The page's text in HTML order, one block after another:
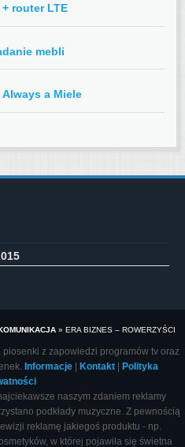
router LTE
mebli
a Miele
» ERA BIZNES – ROWERZYŚCI
z zapowiedzi programów tv oraz
Informacje| Kontakt|
Polityka
naszym zdaniem reklamy
podkłady muzyczne. Z pewnością
reklamę jakiegoś produktu - np.
w której pojawiła się świetna